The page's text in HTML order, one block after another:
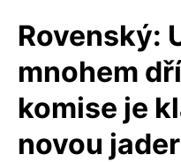
Rovenský:
mnohem
komise je
novou